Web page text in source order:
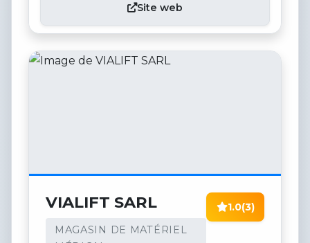
Site web
VIALIFT SARL
MAGASIN DE MATÉRIEL
1.0(3)